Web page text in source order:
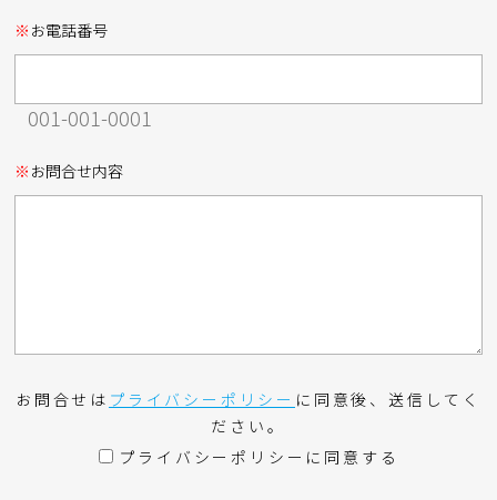
※ お電話番号
001-001-0001
※ お問合せ内容
お問合せは プライバシーポリシー に同意後、送信してく
ださい。
プライバシーポリシーに同意する